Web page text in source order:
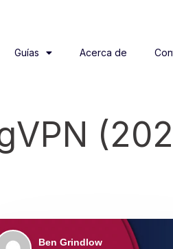
Guías Acerca de
Ben Grindlow